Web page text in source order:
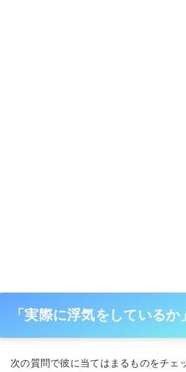
「実際に浮気をしている
次の質問で彼に当てはまるものをチェ